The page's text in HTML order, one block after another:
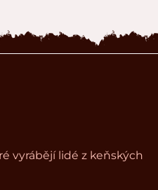
vyrábějí lidé z keňských